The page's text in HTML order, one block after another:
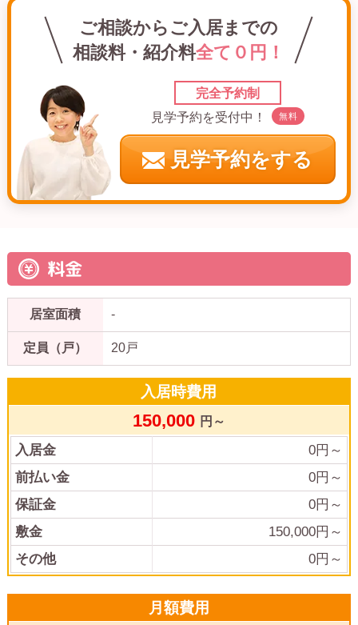
ご相談からご入居までの
相談料・紹介料全て０円！
完全予約制
見学予約を受付中！
無料
見学予約をする
料金
居室面積 -
定員（戸） 20戸
入居時費用
150,000 円～
入居金 0円～
前払い金
0円～
保証金
0円～
敷金
150,000円～
その他
0円～
月額費用